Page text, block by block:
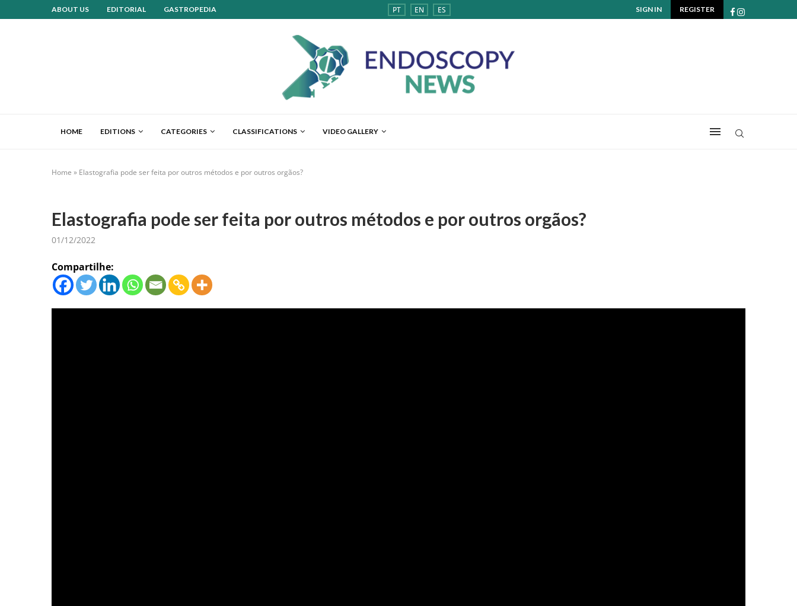
ABOUT US EDITORIAL GASTROPEDIA PT EN ES SIGN IN REGISTER
HOME EDITIONS CATEGORIES CLASSIFICATIONS VIDEO GALLERY
Home » Elastografia pode ser feita por outros métodos e por outros orgãos?
Elastografia pode ser feita por outros métodos e por outros orgãos?
01/12/2022
Compartilhe: